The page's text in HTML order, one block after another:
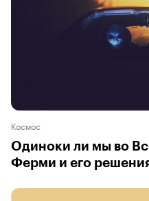
Космос
Одиноки ли мы во
Ферми и его